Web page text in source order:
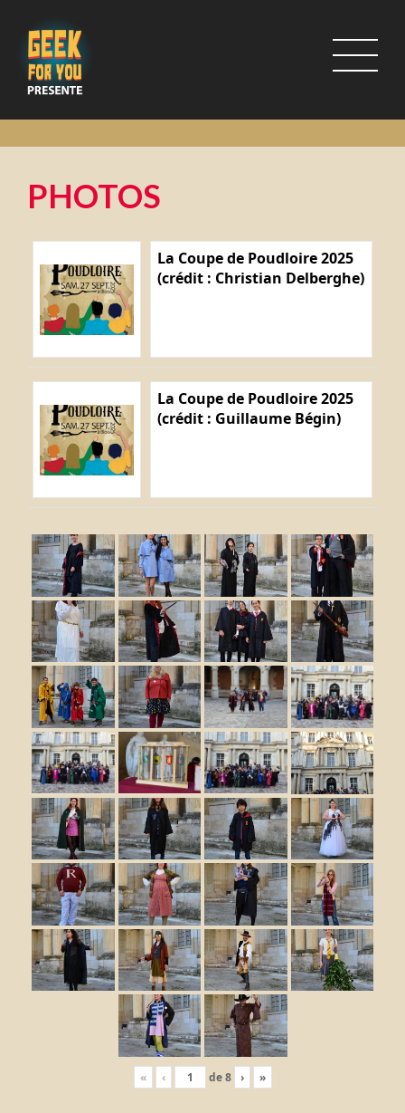
PHOTOS
La Coupe de Poudloire 2025
(crédit : Christian Delberghe)
La Coupe de Poudloire 2025
(crédit : Guillaume Bégin)
« ‹ de8 › »